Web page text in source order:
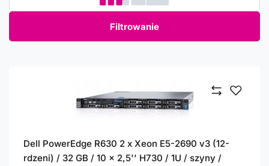
Filtrowanie
Dell PowerEdge R630 2 x Xeon E5-2690 v3 (12-
rdzeni) / 32 GB / 10 x 2,5'' H730 / 1U / szyny /